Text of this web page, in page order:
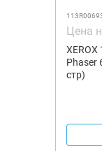
Цена
Phaser
стр)